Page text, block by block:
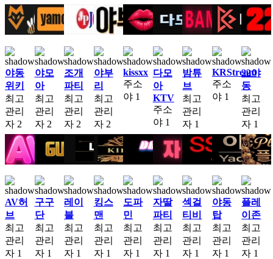
야동
위키
최고
관리
자 2
야모
아
최고
관리
자 2
조개
파티
최고
관리
자 2
야부
리
최고
관리
자 2
kissxx
주소
야 1
다모
아
KTV
주소
야 1
밤튜
브
최고
관리
자 1
KRStream
주소
야 1
22야
동
최고
관리
자 1
AV허
브
최고
관리
자 1
구구
단
최고
관리
자 1
레이
블
최고
관리
자 1
킹스
맨
최고
관리
자 1
도파
민
최고
관리
자 1
자딸
파티
최고
관리
자 1
섹걸
티비
최고
관리
자 1
야동
탑
최고
관리
자 1
플레
이존
최고
관리
자 1